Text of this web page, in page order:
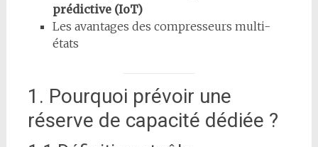
prédictive (IoT)
Les avantages des compresseurs multi-
états
1. Pourquoi prévoir une
réserve de capacité dédiée ?